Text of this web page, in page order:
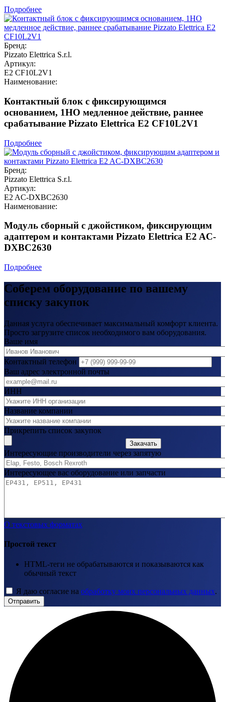
Подробнее
Бренд:
Pizzato Elettrica S.r.l.
Артикул:
E2 CF10L2V1
Наименование:
Контактный блок с фиксирующимся
основанием, 1НО медленное действие, раннее
срабатывание Pizzato Elettrica E2 CF10L2V1
Подробнее
Бренд:
Pizzato Elettrica S.r.l.
Артикул:
E2 AC-DXBC2630
Наименование:
Модуль сборный с джойстиком, фиксирующим
адаптером и контактами Pizzato Elettrica E2 AC-
DXBC2630
Подробнее
Соберем оборудование по вашему
списку закупок
Данная услуга обеспечивает максимальный комфорт клиента.
Просто загрузите список необходимого вам оборудования.
Ваше имя
Контактный телефон
Ваш адрес электронной почты
ИНН
Название компании
Прикрепить список закупок
Закачать
Интересующие производители через запятую
Интересующее вас оборудование или запчасти
О текстовых форматах
Простой текст
HTML-теги не обрабатываются и показываются как
обычный текст
Я даю согласие на обработку моих персональных данных.
Отправить